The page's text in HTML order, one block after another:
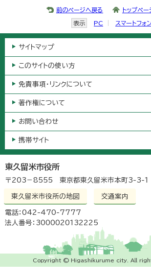
前のページへ戻る トップペ
表示 PC スマートフォ
サイトマップ
このサイトの使い方
免責事項・リンクについて
著作権について
お問い合わせ
携帯サイト
東久留米市役所
〒203－8555 東京都東久留米市本町3-3-1
東久留米市役所の地図 交通案内
電話：042-470-7777
法人番号：3000020132225
Copyright © Higashikurume city. All